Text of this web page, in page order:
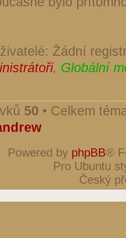
Žádní
, Globální
50 • Celkem
Powered by phpBB®
Pro Ubuntu
Český